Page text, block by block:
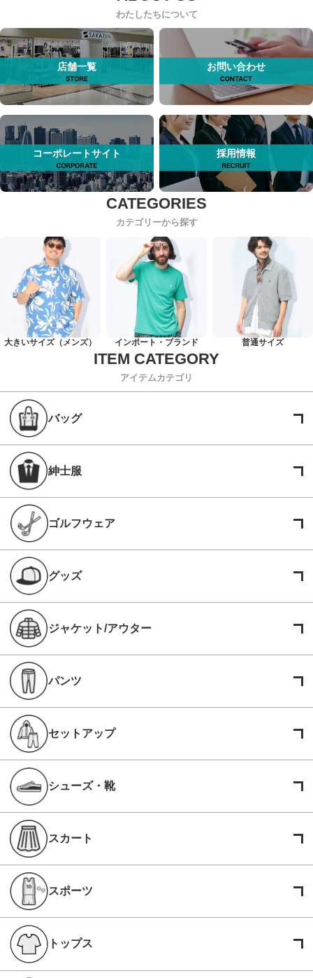
わたしたちについて
店舗一覧 お問い合わせ
コーポレートサイト 採用情報
カテゴリーから探す
大きいサイズ（メンズ） インポート・ブランド 普通サイズ
アイテムカテゴリ
バッグ
紳士服
ゴルフウェア
グッズ
ジャケット/アウター
パンツ
セットアップ
シューズ・靴
スカート
スポーツ
トップス